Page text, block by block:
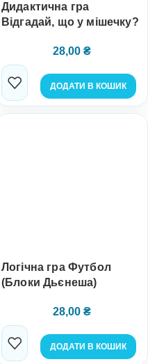
Дидактична гра
Відгадай, що у мішечку?
28,00 ₴
ДОДАТИ В КОШИК
Логічна гра Футбол
(Блоки Дьєнеша)
28,00 ₴
ДОДАТИ В КОШИК